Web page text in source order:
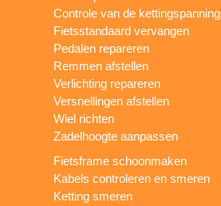
Controle van de kettingspanning
Fietsstandaard vervangen
Pedalen repareren
Remmen afstellen
Verlichting repareren
Versnellingen afstellen
Wiel richten
Zadelhoogte aanpassen
Fietsframe schoonmaken
Kabels controleren en smeren
Ketting smeren